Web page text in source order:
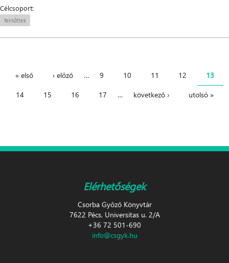
Célcsoport:
felnőttek
Oldalak
« első ‹ előző … 9 10 11 12
13
14
15 16 17 … következő › utolsó »
Elérhetőségek
Csorba Győző Könyvtár
7622 Pécs, Universitas u. 2/A
+36 72 501-690
info@csgyk.hu